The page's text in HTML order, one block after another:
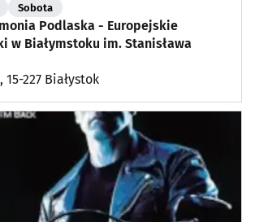
Sobota
Podlaska - Europejskie
w Białymstoku im. Stanisława
227 Białystok